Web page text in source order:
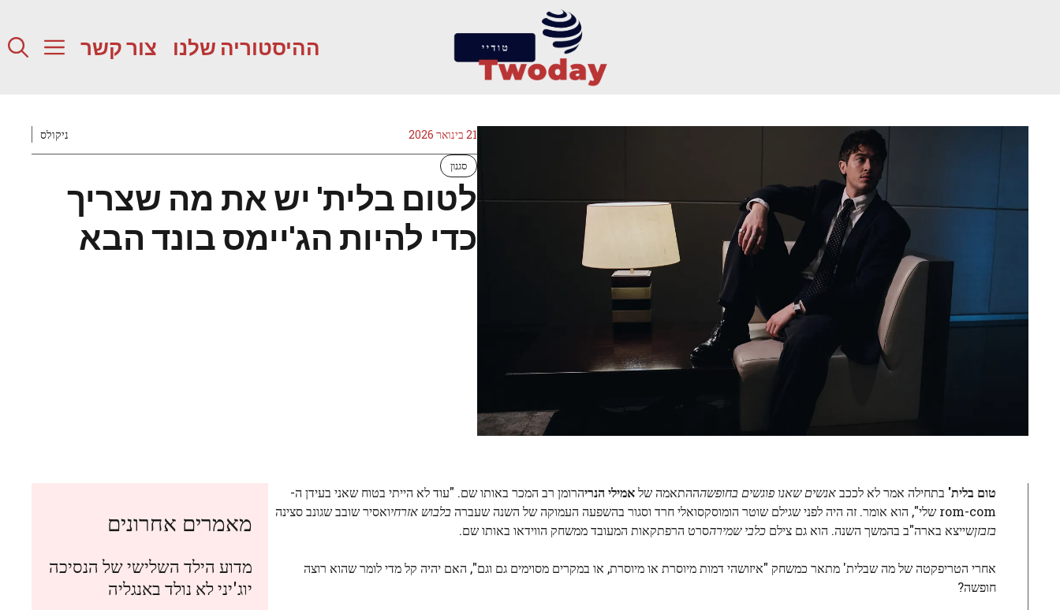
ההיסטוריה שלנו צור קשר
21 בינואר 2026 ניקולס
סגנון
לטום בלית' יש את מה שצריך
כדי להיות הג'יימס בונד הבא
טום בלית' בתחילה אמר לא לככבאנשים שאנו פוגשים בחופשהההתאמה שלאמילי הנריהרומן רב המכר באותו שם. "עוד לא הייתי בטוח שאני בעידן ה-
rom-com שלי", הוא אומר. זה היה לפני שגילם שוטר הומוסקסואלי חרד וסגור בהשפעה העמוקה של השנה שעברה
בלבוש אזרחיואסיר שובב שגונב סצינה
בזבזןשייצא בארה"ב בהמשך השנה. הוא גם צילם כלבי שמירהסרט הרפתקאות המעובד ממשחק הווידאו באותו שם.
אחרי הטריפקטה של ​​מה שבלית' מתאר כמשחק "איזושהי דמות מיוסרת או מיוסרת, או במקרים מסוימים גם וגם", האם יהיה קל מדי לומר שהוא רוצה
חופשה?
מאמרים אחרונים
מדוע הילד השלישי של הנסיכה
יוג'יני לא נולד באנגליה